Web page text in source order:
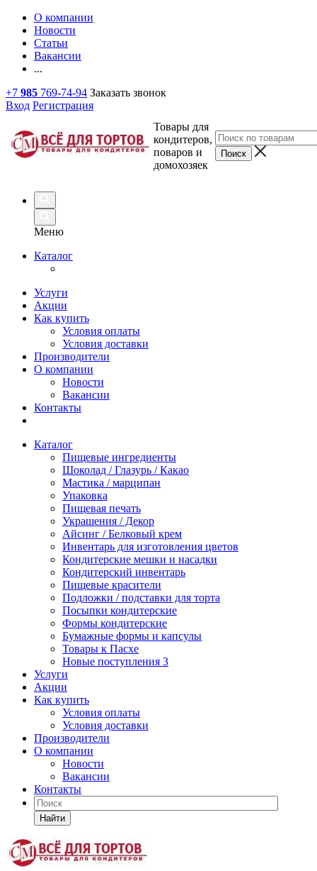
О компании
Новости
Статьи
Вакансии
...
+7 985 769-74-94 Заказать звонок
Вход Регистрация
Товары для
кондитеров,
поваров и
домохозяек
Меню
Каталог
Услуги
Акции
Как купить
Условия оплаты
Условия доставки
Производители
О компании
Новости
Вакансии
Контакты
Каталог
Пищевые ингредиенты
Шоколад / Глазурь / Какао
Мастика / марципан
Упаковка
Пищевая печать
Украшения / Декор
Айсинг / Белковый крем
Инвентарь для изготовления цветов
Кондитерские мешки и насадки
Кондитерский инвентарь
Пищевые красители
Подложки / подставки для торта
Посыпки кондитерские
Формы кондитерские
Бумажные формы и капсулы
Товары к Пасхе
Новые поступления 3
Услуги
Акции
Как купить
Условия оплаты
Условия доставки
Производители
О компании
Новости
Вакансии
Контакты
Найти